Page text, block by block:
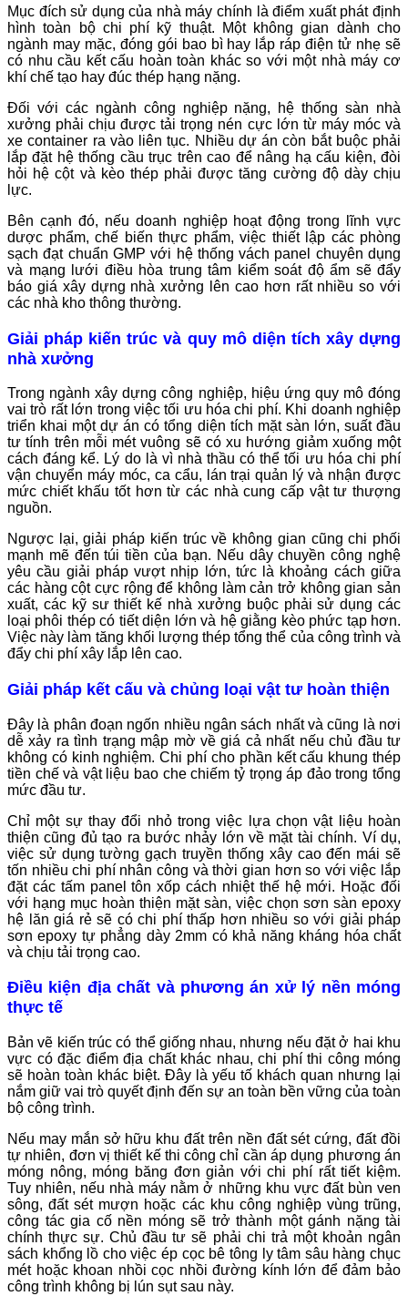
Mục đích sử dụng của nhà máy chính là điểm xuất phát định
hình toàn bộ chi phí kỹ thuật. Một không gian dành cho
ngành may mặc, đóng gói bao bì hay lắp ráp điện tử nhẹ sẽ
có nhu cầu kết cấu hoàn toàn khác so với một nhà máy cơ
khí chế tạo hay đúc thép hạng nặng.
Đối với các ngành công nghiệp nặng, hệ thống sàn nhà
xưởng phải chịu được tải trọng nén cực lớn từ máy móc và
xe container ra vào liên tục. Nhiều dự án còn bắt buộc phải
lắp đặt hệ thống cầu trục trên cao để nâng hạ cấu kiện, đòi
hỏi hệ cột và kèo thép phải được tăng cường độ dày chịu
lực.
Bên cạnh đó, nếu doanh nghiệp hoạt động trong lĩnh vực
dược phẩm, chế biến thực phẩm, việc thiết lập các phòng
sạch đạt chuẩn GMP với hệ thống vách panel chuyên dụng
và mạng lưới điều hòa trung tâm kiểm soát độ ẩm sẽ đẩy
báo giá xây dựng nhà xưởng lên cao hơn rất nhiều so với
các nhà kho thông thường.
Giải pháp kiến trúc và quy mô diện tích xây dựng
nhà xưởng
Trong ngành xây dựng công nghiệp, hiệu ứng quy mô đóng
vai trò rất lớn trong việc tối ưu hóa chi phí. Khi doanh nghiệp
triển khai một dự án có tổng diện tích mặt sàn lớn, suất đầu
tư tính trên mỗi mét vuông sẽ có xu hướng giảm xuống một
cách đáng kể. Lý do là vì nhà thầu có thể tối ưu hóa chi phí
vận chuyển máy móc, ca cẩu, lán trại quản lý và nhận được
mức chiết khấu tốt hơn từ các nhà cung cấp vật tư thượng
nguồn.
Ngược lại, giải pháp kiến trúc về không gian cũng chi phối
mạnh mẽ đến túi tiền của bạn. Nếu dây chuyền công nghệ
yêu cầu giải pháp vượt nhịp lớn, tức là khoảng cách giữa
các hàng cột cực rộng để không làm cản trở không gian sản
xuất, các kỹ sư thiết kế nhà xưởng buộc phải sử dụng các
loại phôi thép có tiết diện lớn và hệ giằng kèo phức tạp hơn.
Việc này làm tăng khối lượng thép tổng thể của công trình và
đẩy chi phí xây lắp lên cao.
Giải pháp kết cấu và chủng loại vật tư hoàn thiện
Đây là phân đoạn ngốn nhiều ngân sách nhất và cũng là nơi
dễ xảy ra tình trạng mập mờ về giá cả nhất nếu chủ đầu tư
không có kinh nghiệm. Chi phí cho phần kết cấu khung thép
tiền chế và vật liệu bao che chiếm tỷ trọng áp đảo trong tổng
mức đầu tư.
Chỉ một sự thay đổi nhỏ trong việc lựa chọn vật liệu hoàn
thiện cũng đủ tạo ra bước nhảy lớn về mặt tài chính. Ví dụ,
việc sử dụng tường gạch truyền thống xây cao đến mái sẽ
tốn nhiều chi phí nhân công và thời gian hơn so với việc lắp
đặt các tấm panel tôn xốp cách nhiệt thế hệ mới. Hoặc đối
với hạng mục hoàn thiện mặt sàn, việc chọn sơn sàn epoxy
hệ lăn giá rẻ sẽ có chi phí thấp hơn nhiều so với giải pháp
sơn epoxy tự phẳng dày 2mm có khả năng kháng hóa chất
và chịu tải trọng cao.
Điều kiện địa chất và phương án xử lý nền móng
thực tế
Bản vẽ kiến trúc có thể giống nhau, nhưng nếu đặt ở hai khu
vực có đặc điểm địa chất khác nhau, chi phí thi công móng
sẽ hoàn toàn khác biệt. Đây là yếu tố khách quan nhưng lại
nắm giữ vai trò quyết định đến sự an toàn bền vững của toàn
bộ công trình.
Nếu may mắn sở hữu khu đất trên nền đất sét cứng, đất đồi
tự nhiên, đơn vị thiết kế thi công chỉ cần áp dụng phương án
móng nông, móng băng đơn giản với chi phí rất tiết kiệm.
Tuy nhiên, nếu nhà máy nằm ở những khu vực đất bùn ven
sông, đất sét mượn hoặc các khu công nghiệp vùng trũng,
công tác gia cố nền móng sẽ trở thành một gánh nặng tài
chính thực sự. Chủ đầu tư sẽ phải chi trả một khoản ngân
sách khổng lồ cho việc ép cọc bê tông ly tâm sâu hàng chục
mét hoặc khoan nhồi cọc nhồi đường kính lớn để đảm bảo
công trình không bị lún sụt sau này.